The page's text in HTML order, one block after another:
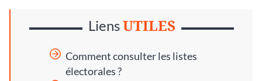
LiensUTILES
Comment consulter les listes
électorales ?